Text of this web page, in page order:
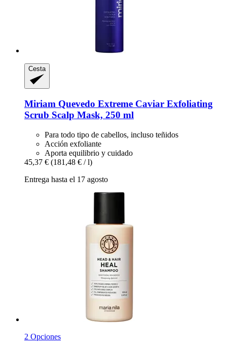
Cesta
Miriam Quevedo Extreme Caviar Exfoliating
Scrub Scalp Mask, 250 ml
Para todo tipo de cabellos, incluso teñidos
Acción exfoliante
Aporta equilibrio y cuidado
45,37 € (181,48 € / l)
Entrega hasta el 17 agosto
2 Opciones